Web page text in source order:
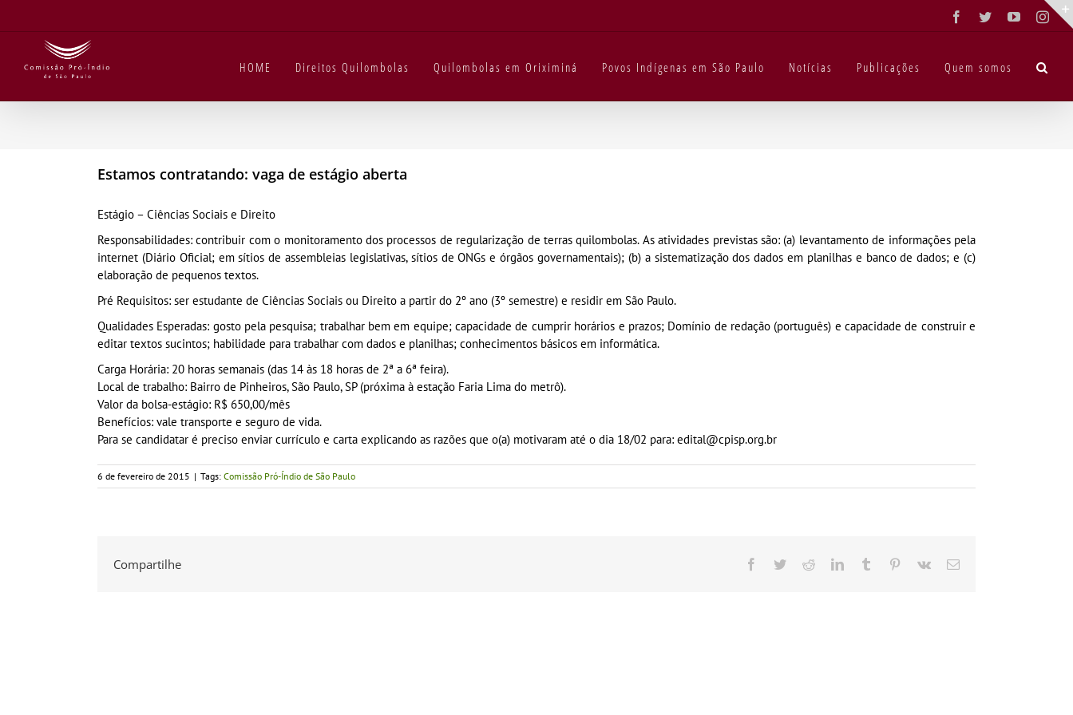
Facebook
TwitterYouTube
HOME Direitos Quilombolas Quilombolas em Oriximiná Povos Indígenas em São Paulo Notícias Publicações Quem somos
Estamos contratando: vaga de estágio aberta
Estágio – Ciências Sociais e Direito
Responsabilidades: contribuir com o monitoramento dos processos de regularização de terras quilombolas. As atividades previstas são: (a) levantamento de informações pela
internet (Diário Oficial; em sítios de assembleias legislativas, sítios de ONGs e órgãos governamentais); (b) a sistematização dos dados em planilhas e banco de dados; e (c)
elaboração de pequenos textos.
Pré Requisitos: ser estudante de Ciências Sociais ou Direito a partir do 2º ano (3º semestre) e residir em São Paulo.
Qualidades Esperadas: gosto pela pesquisa; trabalhar bem em equipe; capacidade de cumprir horários e prazos; Domínio de redação (português) e capacidade de construir e
editar textos sucintos; habilidade para trabalhar com dados e planilhas; conhecimentos básicos em informática.
Carga Horária: 20 horas semanais (das 14 às 18 horas de 2ª a 6ª feira).
Local de trabalho: Bairro de Pinheiros, São Paulo, SP (próxima à estação Faria Lima do metrô).
Valor da bolsa-estágio: R$ 650,00/mês
Benefícios: vale transporte e seguro de vida.
Para se candidatar é preciso enviar currículo e carta explicando as razões que o(a) motivaram até o dia 18/02 para: edital@cpisp.org.br
6 de fevereiro de 2015 | Tags: Comissão Pró-Índio de São Paulo
Compartilhe Facebook
TwitterRedditLinkedInTumblr Pinterest
Vk
E-